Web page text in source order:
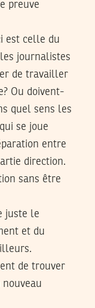
preuve
est celle du
journalistes
de travailler
Ou doivent-
quel sens les
se joue
entre
direction.
sans être
juste le
et du
de trouver